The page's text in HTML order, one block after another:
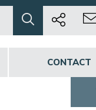
CONTACT